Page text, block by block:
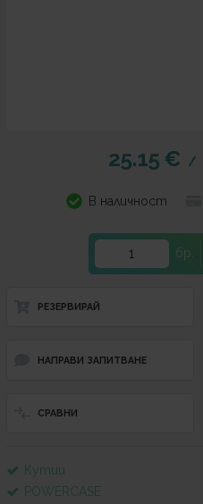
25.15 € /
В наличност
бр.
РЕЗЕРВИРАЙ
НАПРАВИ ЗАПИТВАНЕ
СРАВНИ
Кутии
POWERCASE